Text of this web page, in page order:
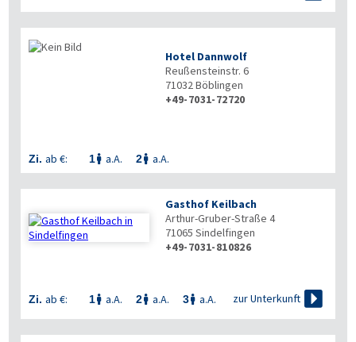
Hotel Dannwolf
Reußensteinstr. 6
71032Böblingen
+49-7031-72720
Zi. ab €: 1 a.A. 2 a.A.
Gasthof Keilbach
Arthur-Gruber-Straße 4
71065 Sindelfingen
+49-7031-810826
Zi. ab €: 1 a.A. 2 a.A. 3 a.A. zur Unterkunft 